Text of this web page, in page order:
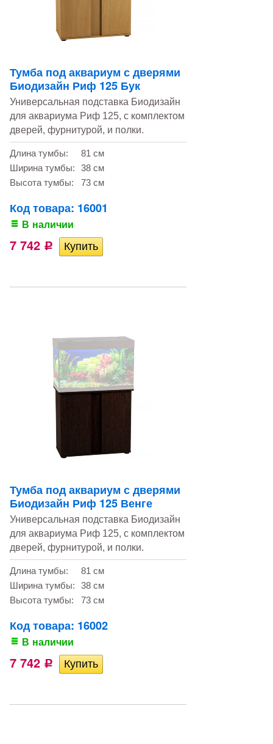
Тумба под аквариум с дверями
Биодизайн Риф 125 Бук
Универсальная подставка Биодизайн
для аквариума Риф 125, с комплектом
дверей, фурнитурой, и полки.
Длина тумбы:
81 см
Ширина тумбы:
38 см
Высота тумбы:
73 см
Код товара: 16001
В наличии
7 742 Р
Тумба под аквариум с дверями
Биодизайн Риф 125 Венге
Универсальная подставка Биодизайн
для аквариума Риф 125, с комплектом
дверей, фурнитурой, и полки.
Длина тумбы:
81 см
Ширина тумбы:
38 см
Высота тумбы:
73 см
Код товара: 16002
В наличии
7 742 Р